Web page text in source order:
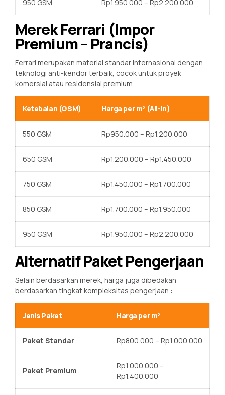
950 GSM Rp1.950.000 – Rp2.200.000
Merek Ferrari (Impor
Premium – Prancis)
Ferrari merupakan material standar internasional dengan
teknologi anti-kendor terbaik, cocok untuk proyek
komersial atau residensial premium .
Ketebalan (GSM) Harga per m² (All-in)
550 GSM Rp950.000 – Rp1.200.000
650 GSM Rp1.200.000 – Rp1.450.000
750 GSM Rp1.450.000 – Rp1.700.000
850 GSM Rp1.700.000 – Rp1.950.000
950 GSM Rp1.950.000 – Rp2.200.000
Alternatif Paket Pengerjaan
Selain berdasarkan merek, harga juga dibedakan
berdasarkan tingkat kompleksitas pengerjaan :
Jenis Paket Harga per m²
Paket Standar Rp800.000 – Rp1.000.000
Paket Premium
Rp1.000.000 –
Rp1.400.000